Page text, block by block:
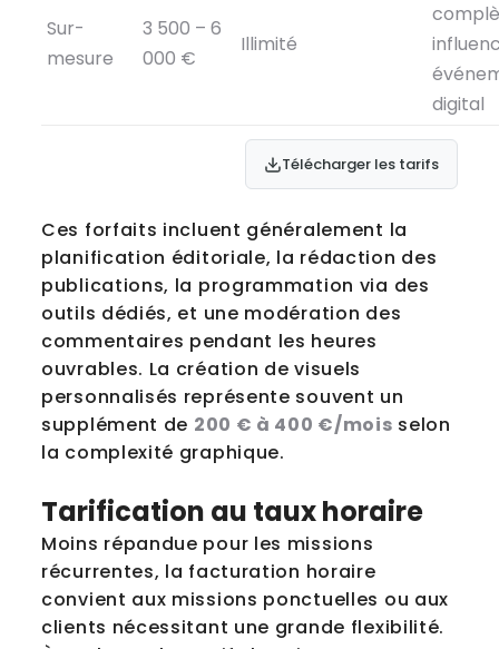
Sur-
mesure
3 500 – 6
000 €
Illimité
digital
Télécharger les tarifs
Ces forfaits incluent généralement la
planification éditoriale, la rédaction des
publications, la programmation via des
outils dédiés, et une modération des
commentaires pendant les heures
ouvrables. La création de visuels
personnalisés représente souvent un
supplément de 200 € à 400 €/mois selon
la complexité graphique.
Tarification au taux horaire
Moins répandue pour les missions
récurrentes, la facturation horaire
convient aux missions ponctuelles ou aux
clients nécessitant une grande flexibilité.